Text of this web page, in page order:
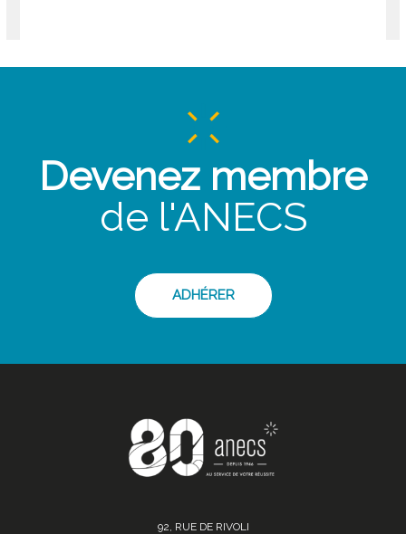
Devenez membre
de l'ANECS
ADHÉRER
92, RUE DE RIVOLI